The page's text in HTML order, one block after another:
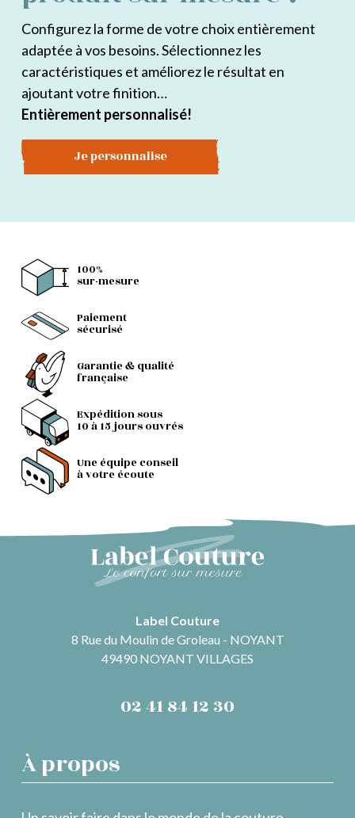
Configurez la forme de votre choix entièrement
adaptée à vos besoins. Sélectionnez les
caractéristiques et améliorez le résultat en
ajoutant votre finition…
Entièrement personnalisé!
Je personnalise
100%
sur-mesure
Paiement
sécurisé
Garantie & qualité
française
Expédition sous
10 à 15 jours ouvrés
Une équipe conseil
à votre écoute
Label Couture
8 Rue du Moulin de Groleau - NOYANT
49490 NOYANT VILLAGES
02 41 84 12 30
À propos